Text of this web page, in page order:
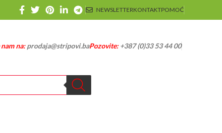
NEWSLETTERKONTAKTPOMOĆ
na:prodaja@stripovi.baPozovite:+387 (0)33 53 44 00